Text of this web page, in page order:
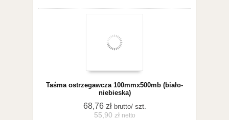
Taśma ostrzegawcza 100mmx500mb (biało-
niebieska)
68,76 zł brutto/ szt.
55,90 zł netto